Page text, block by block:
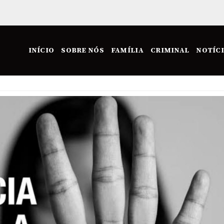
INÍCIO SOBRE NÓS FAMÍLIA CRIMINAL